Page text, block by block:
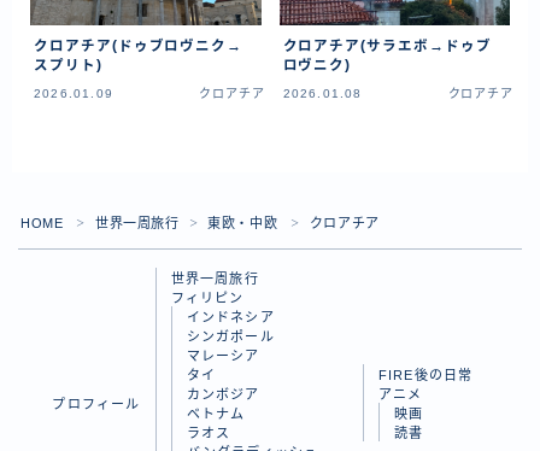
ブータン
ネパール
FIRE後の日常
クロアチア(ドゥブロヴニク→
スプリト)
2026.01.09 クロアチア
クロアチア(サラエボ→ドゥブ
ロヴニク)
2026.01.08 クロアチア
HOME ＞ 世界一周旅行 ＞ 東欧・中欧 ＞ クロアチア
プロフィール
世界一周旅行
フィリピン
インドネシア
シンガポール
マレーシア
タイ
カンボジア
ベトナム
ラオス
FIRE後の日常
アニメ
映画
読書